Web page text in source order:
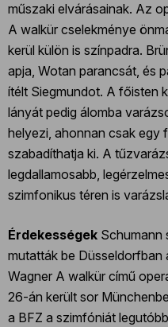
műszaki elvárásainak. Az
A walkür cselekménye
kerül külön is színpadra.
apja, Wotan parancsát, és
ítélt Siegmundot. A főisten
lányát pedig álomba
helyezi, ahonnan csak egy
szabadíthatja ki. A
legdallamosabb,
szimfonikus téren is
Érdekességek Schumann
mutatták be
Wagner A walkür című
26-án került sor
a BFZ a szimfóniát